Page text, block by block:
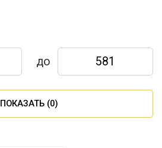
до
ПОКАЗАТЬ (0)